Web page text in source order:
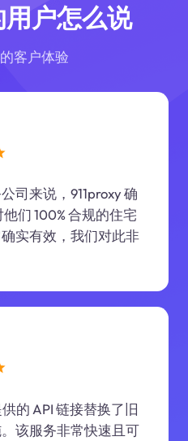
户怎么说
客户体验
司来说，911proxy 确
们 100% 合规的住宅
实有效，我们对此非
的 API 链接替换了旧
该服务非常快速且可